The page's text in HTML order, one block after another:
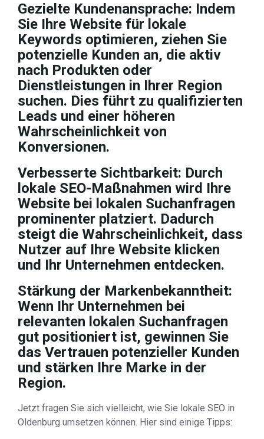
Gezielte Kundenansprache: Indem
Sie Ihre Website für lokale
Keywords optimieren, ziehen Sie
potenzielle Kunden an, die aktiv
nach Produkten oder
Dienstleistungen in Ihrer Region
suchen. Dies führt zu qualifizierten
Leads und einer höheren
Wahrscheinlichkeit von
Konversionen.
Verbesserte Sichtbarkeit: Durch
lokale SEO-Maßnahmen wird Ihre
Website bei lokalen Suchanfragen
prominenter platziert. Dadurch
steigt die Wahrscheinlichkeit, dass
Nutzer auf Ihre Website klicken
und Ihr Unternehmen entdecken.
Stärkung der Markenbekanntheit:
Wenn Ihr Unternehmen bei
relevanten lokalen Suchanfragen
gut positioniert ist, gewinnen Sie
das Vertrauen potenzieller Kunden
und stärken Ihre Marke in der
Region.
Jetzt fragen Sie sich vielleicht, wie Sie lokale SEO in
Oldenburg umsetzen können. Hier sind einige Tipps: